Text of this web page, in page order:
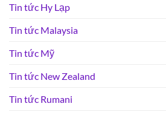
Tin tức Hy Lạp
Tin tức Malaysia
Tin tức Mỹ
Tin tức New Zealand
Tin tức Rumani